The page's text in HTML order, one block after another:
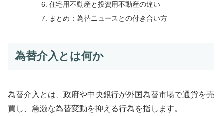
住宅用不動産と投資用不動産の違い
まとめ：為替ニュースとの付き合い方
為替介入とは何か
為替介入とは、政府や中央銀行が外国為替市場で通貨を売
買し、急激な為替変動を抑える行為を指します。